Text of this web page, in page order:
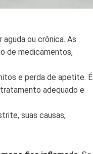
aguda ou crônica. As
de medicamentos,
e perda de apetite. É
adequado e
suas causas,